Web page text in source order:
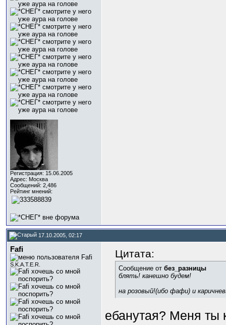
Регистрация: 15.06.2005
Адрес: Москва
Сообщений: 2,486
Рейтинг мнений:
17.10.2005, 02:17
Fafi
S.K.A.T.E.R.
Цитата:
Сообщение от без_разницы
блять! канешно будем!
на розовый!(ибо фафи) и
ебанутая? Меня ты